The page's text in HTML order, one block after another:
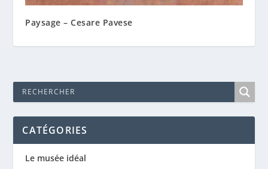
Paysage – Cesare Pavese
CATÉGORIES
Le musée idéal